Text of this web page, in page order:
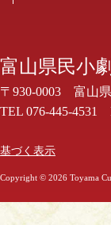
富山県民小
〒930-0003 富山
TEL 076-445-4531
基づく表示
Copyright © 2026 Toyama